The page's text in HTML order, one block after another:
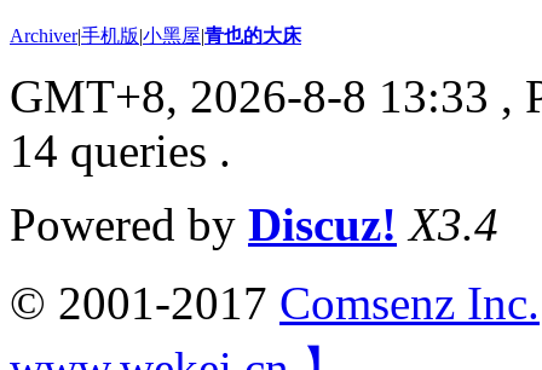
Archiver|手机版|小黑屋|青也的大床
GMT+8, 2026-8-8 13:33 ,
14 queries .
Powered by Discuz! X3.4
© 2001-2017 Comsenz Inc.